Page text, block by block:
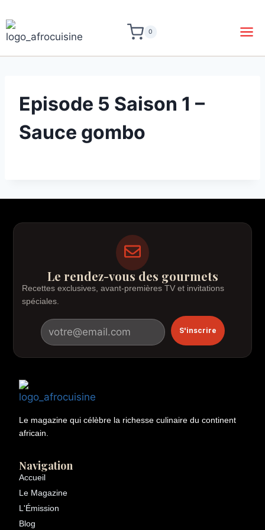
0
Episode 5 Saison 1 –
Sauce gombo
Le rendez-vous des gourmets
Recettes exclusives, avant-premières TV et invitations
spéciales.
S'inscrire
Le magazine qui célèbre la richesse culinaire du continent
africain.
Navigation
Accueil
Le Magazine
L'Émission
Blog